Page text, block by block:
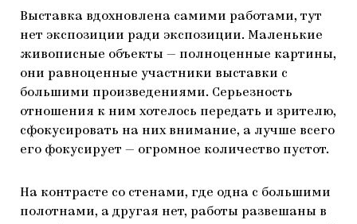
Выставка вдохновлена самими работами, тут
нет экспозиции ради экспозиции. Маленькие
живописные объекты — полноценные картины,
они равноценные участники выставки с
большими произведениями. Серьезность
отношения к ним хотелось передать и зрителю,
сфокусировать на них внимание, а лучше всего
его фокусирует — огромное количество пустот.
На контрасте со стенами, где одна с большими
полотнами, а другая нет, работы развешаны в